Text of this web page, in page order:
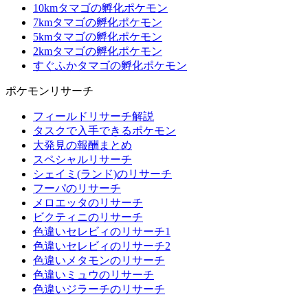
10kmタマゴの孵化ポケモン
7kmタマゴの孵化ポケモン
5kmタマゴの孵化ポケモン
2kmタマゴの孵化ポケモン
すぐふかタマゴの孵化ポケモン
ポケモンリサーチ
フィールドリサーチ解説
タスクで入手できるポケモン
大発見の報酬まとめ
スペシャルリサーチ
シェイミ(ランド)のリサーチ
フーパのリサーチ
メロエッタのリサーチ
ビクティニのリサーチ
色違いセレビィのリサーチ1
色違いセレビィのリサーチ2
色違いメタモンのリサーチ
色違いミュウのリサーチ
色違いジラーチのリサーチ